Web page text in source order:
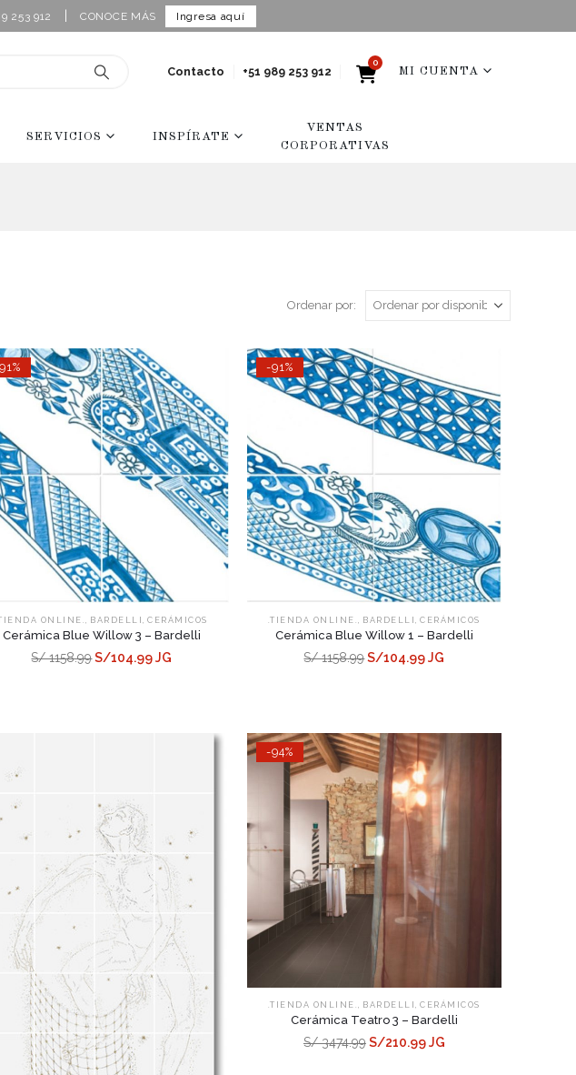
253 912 CONOCE MÁS Ingresa aquí
Contacto +51 989 253 912
0
MI CUENTA
SERVICIOS INSPÍRATE
VENTAS
CORPORATIVAS
Ordenar por:
ONLINE. BARDELLI ,CERÁMICOS
Cerámica Blue Willow 3 – Bardelli
S/ 1158.99S/104.99 JG
-91%
.TIENDA ONLINE. BARDELLI ,CERÁMICOS
Cerámica Blue Willow 1 – Bardelli
S/ 1158.99S/104.99 JG
-94%
.TIENDA ONLINE. BARDELLI ,CERÁMICOS
Cerámica Teatro 3 – Bardelli
S/ 3474.99S/210.99 JG